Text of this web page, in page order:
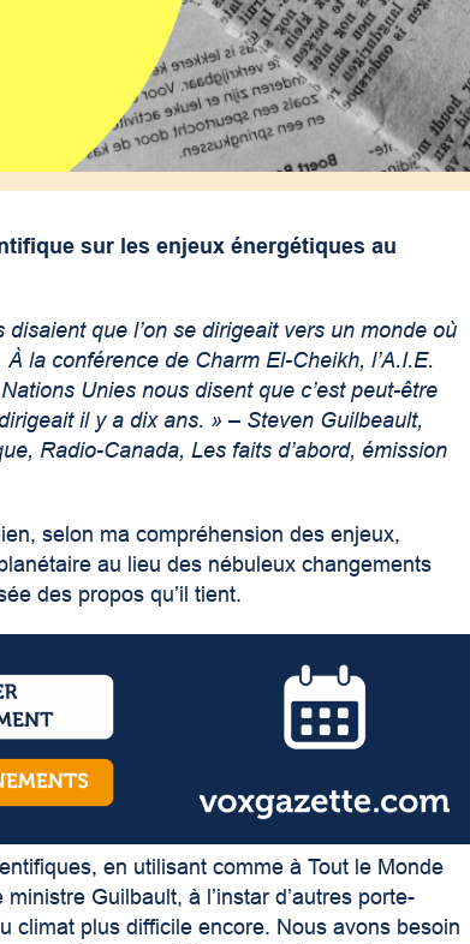
sur les enjeux énergétiques au
que l’on se dirigeait vers un monde où
la conférence de Charm El-Cheikh, l’A.I.E.
Unies nous disent que c’est peut-être
il y a dix ans. » – Steven Guilbeault,
Radio-Canada, Les faits d’abord, émission
selon ma compréhension des enjeux,
au lieu des nébuleux changements
des propos qu’il tient.
en utilisant comme à Tout le Monde
Guilbault, à l’instar d’autres porte-
climat plus difficile encore. Nous avons besoin